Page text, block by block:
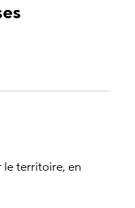
territoire, en